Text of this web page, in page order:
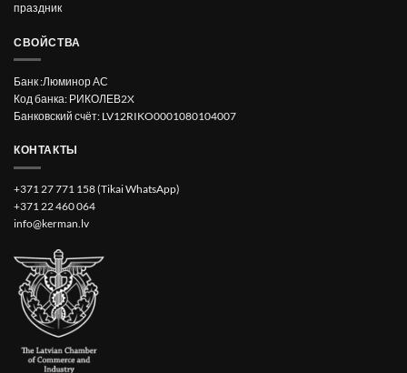
праздник
СВОЙСТВА
Банк :Люминор АС
Код банка: РИКОЛЕВ2X
Банковский счёт: LV12RIKO0001080104007
КОНТАКТЫ
+371 27 771 158 (Tikai WhatsApp)
+371 22 460 064
info@kerman.lv